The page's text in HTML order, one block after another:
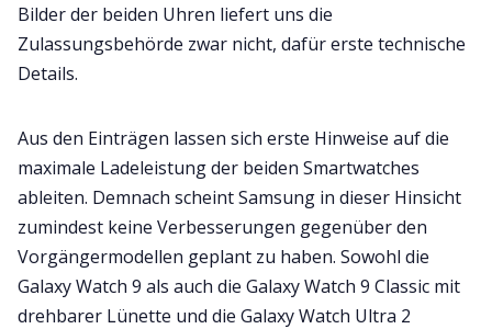
Bilder der beiden Uhren liefert uns die
Zulassungsbehörde zwar nicht, dafür erste technische
Details.
Aus den Einträgen lassen sich erste Hinweise auf die
maximale Ladeleistung der beiden Smartwatches
ableiten. Demnach scheint Samsung in dieser Hinsicht
zumindest keine Verbesserungen gegenüber den
Vorgängermodellen geplant zu haben. Sowohl die
Galaxy Watch 9 als auch die Galaxy Watch 9 Classic mit
drehbarer Lünette und die Galaxy Watch Ultra 2